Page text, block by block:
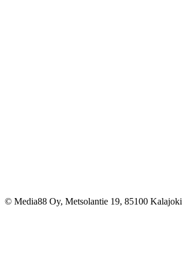
© Media88 Oy, Metsolantie 19, 85100 Kalajoki